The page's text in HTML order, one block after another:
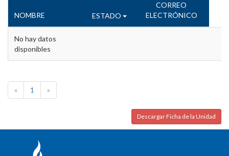
NOMBRE ESTADO
CORREO
ELECTRÓNICO
No hay datos
disponibles
« 1 »
Descargar Ficha de la Unidad